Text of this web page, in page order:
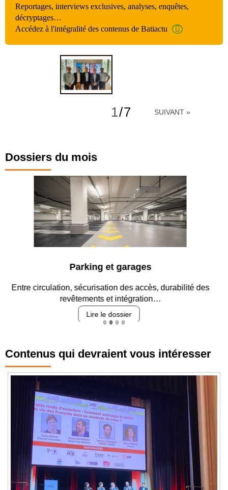
Reportages, interviews exclusives, analyses, enquêtes,
décryptages…
Accédez à l'intégralité des contenus de Batiactu
1/7 SUIVANT »
Dossiers du mois
Parking et garages
Entre circulation, sécurisation des accès, durabilité des
revêtements et intégration…
Lire le dossier
Contenus qui devraient vous intéresser